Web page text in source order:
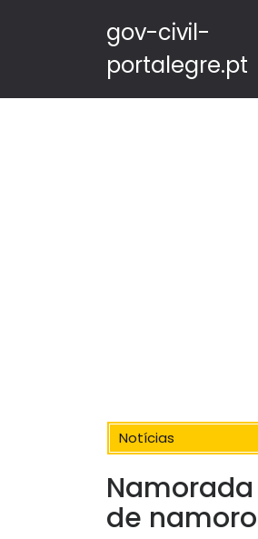
gov-civil-
portalegre.pt
Notícias
de